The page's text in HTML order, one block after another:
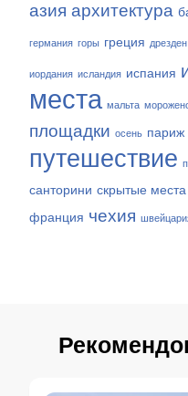
азия архитектура
германия горы греция дрезден
иордания исландия испания
места мальта
площадки осень париж
путешествие
санторини скрытые места
франция чехия